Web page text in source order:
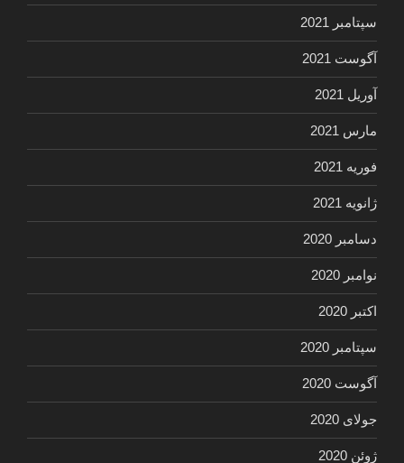
سپتامبر 2021
آگوست 2021
آوریل 2021
مارس 2021
فوریه 2021
ژانویه 2021
دسامبر 2020
نوامبر 2020
اکتبر 2020
سپتامبر 2020
آگوست 2020
جولای 2020
ژوئن 2020